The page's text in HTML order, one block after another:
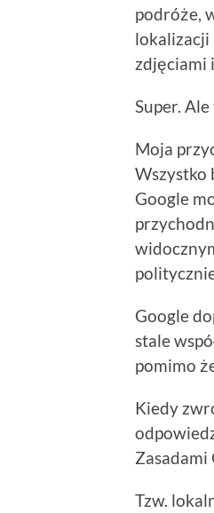
podróże,
lokalizacji
zdjęciami
Super.
Moja
Wszystko
Google
Google
stale
pomimo
Kiedy
Zasadami
Tzw.